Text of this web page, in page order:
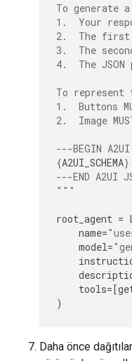
To generate
1.  Your
2.  The first
3.  The
4.  The JSON
To represent
1.  Buttons
2.  Image
---BEGIN A2UI
{A2UI_SCHEMA}
---END A2UI
"""
root_agent =
name=
model =
tools=[
)
Daha önce